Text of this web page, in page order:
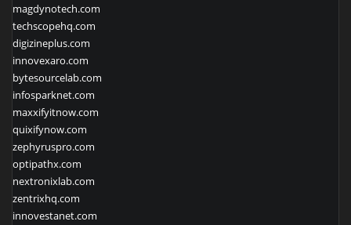
magdynotech.com
techscopehq.com
digizineplus.com
innovexaro.com
bytesourcelab.com
infosparknet.com
maxxifyitnow.com
quixifynow.com
zephyruspro.com
optipathx.com
nextronixlab.com
zentrixhq.com
innovestanet.com